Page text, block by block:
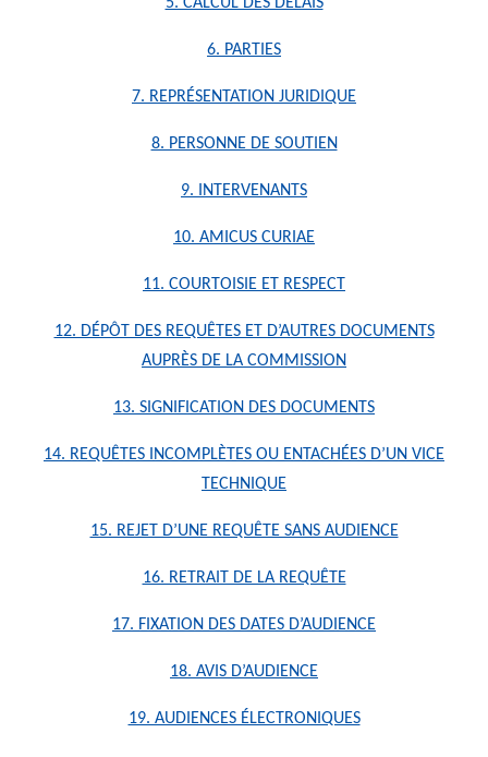
6. PARTIES
7. REPRÉSENTATION JURIDIQUE
8. PERSONNE DE SOUTIEN
9. INTERVENANTS
10. AMICUS CURIAE
11. COURTOISIE ET RESPECT
12. DÉPÔT DES REQUÊTES ET D’AUTRES DOCUMENTS
AUPRÈS DE LA COMMISSION
13. SIGNIFICATION DES DOCUMENTS
14. REQUÊTES INCOMPLÈTES OU ENTACHÉES D’UN VICE
TECHNIQUE
15. REJET D’UNE REQUÊTE SANS AUDIENCE
16. RETRAIT DE LA REQUÊTE
17. FIXATION DES DATES D’AUDIENCE
18. AVIS D’AUDIENCE
19. AUDIENCES ÉLECTRONIQUES